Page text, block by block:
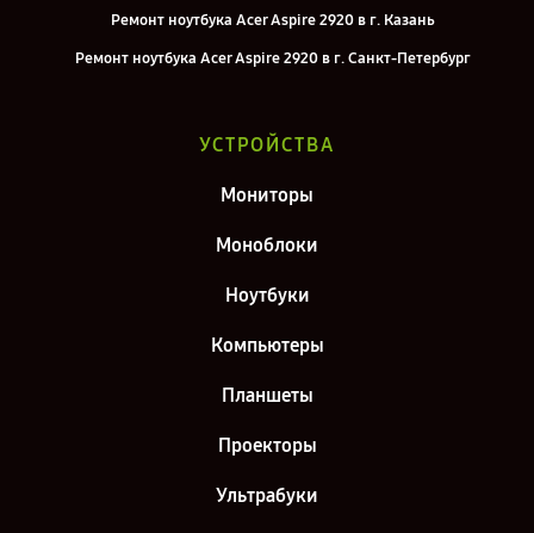
Ремонт ноутбука Acer Aspire 2920 в г. Казань
Ремонт ноутбука Acer Aspire 2920 в г. Санкт-Петербург
УСТРОЙСТВА
Мониторы
Моноблоки
Ноутбуки
Компьютеры
Планшеты
Проекторы
Ультрабуки